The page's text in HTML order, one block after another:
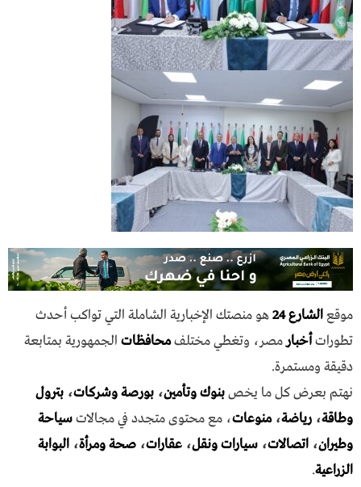
موقعالشارع 24
هو منصتك الإخبارية الشاملة التي تواكب أحدث
تطوراتأخبارمصر، وتغطي مختلفمحافظات الجمهورية بمتابعة
دقيقة ومستمرة.
نهتم بعرض كل ما يخصبنوك وتأمين، بورصة وشركات، بترول
وطاقة، رياضة،منوعات، مع محتوى متجدد في مجالاتسياحة
وطيران، اتصالات، سيارات ونقل، عقارات، صحة ومرأة، البوابة
الزراعية.